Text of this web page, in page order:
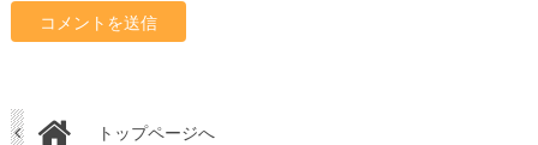
トップページへ